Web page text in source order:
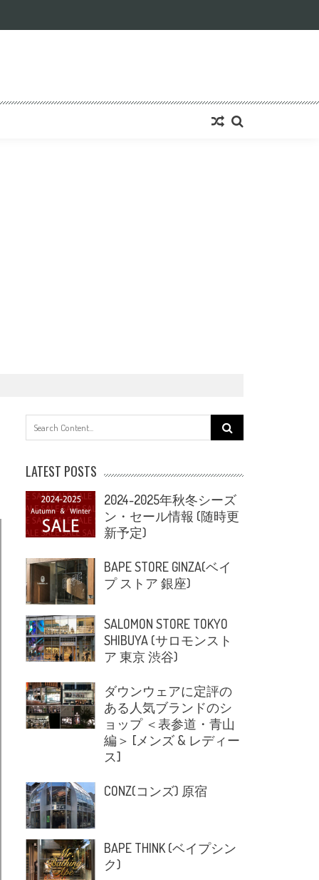
Search
for:
LATEST POSTS
2024-2025年秋冬シーズ
ン・セール情報 (随時更
新予定)
BAPE STORE GINZA(ベイ
プ ストア 銀座)
SALOMON STORE TOKYO
SHIBUYA (サロモンスト
ア 東京 渋谷)
ダウンウェアに定評の
ある人気ブランドのシ
ョップ ＜表参道・青山
編＞ [メンズ & レディー
ス]
CONZ(コンズ) 原宿
BAPE THINK (ベイプシン
ク)